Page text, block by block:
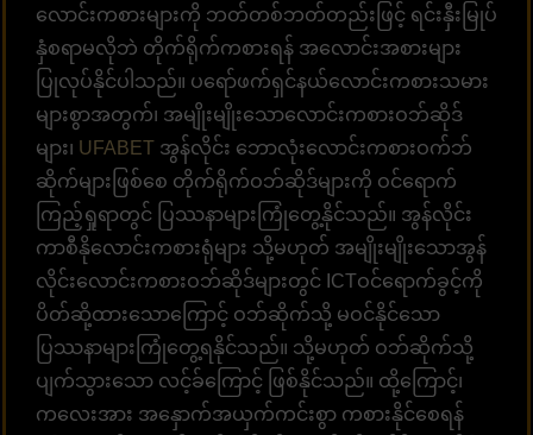
လောင်းကစားများကို ဘတ်တစ်ဘတ်တည်းဖြင့် ရင်းနှီးမြုပ်
နှံစရာမလိုဘဲ တိုက်ရိုက်ကစားရန် အလောင်းအစားများ
ပြုလုပ်နိုင်ပါသည်။ ပရော်ဖက်ရှင်နယ်လောင်းကစားသမား
များစွာအတွက်၊ အမျိုးမျိုးသောလောင်းကစားဝဘ်ဆိုဒ်
များ၊ UFABET အွန်လိုင်း ဘောလုံးလောင်းကစားဝက်ဘ်
ဆိုက်များဖြစ်စေ တိုက်ရိုက်ဝဘ်ဆိုဒ်များကို ဝင်ရောက်
ကြည့်ရှုရာတွင် ပြဿနာများကြုံတွေ့နိုင်သည်။ အွန်လိုင်း
ကာစီနိုလောင်းကစားရုံများ သို့မဟုတ် အမျိုးမျိုးသောအွန်
လိုင်းလောင်းကစားဝဘ်ဆိုဒ်များတွင် ICTဝင်ရောက်ခွင့်ကို
ပိတ်ဆို့ထားသောကြောင့် ဝဘ်ဆိုက်သို့ မဝင်နိုင်သော
ပြဿနာများကြုံတွေ့ရနိုင်သည်။ သို့မဟုတ် ဝဘ်ဆိုက်သို့
ပျက်သွားသော လင့်ခ်ကြောင့် ဖြစ်နိုင်သည်။ ထို့ကြောင့်၊
ကလေးအား အနှောက်အယှက်ကင်းစွာ ကစားနိုင်စေရန်